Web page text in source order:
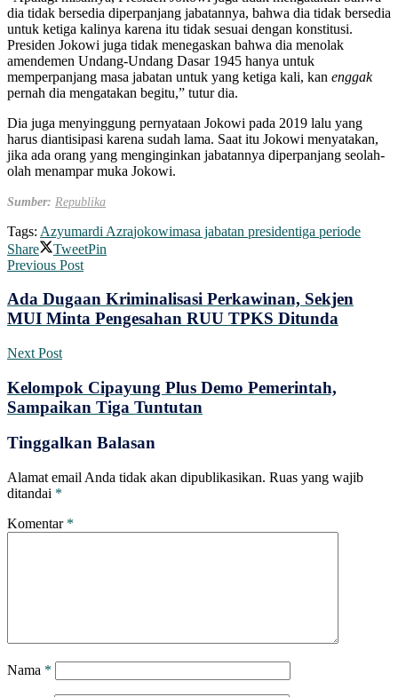
dia tidak bersedia diperpanjang jabatannya, bahwa dia tidak bersedia
untuk ketiga kalinya karena itu tidak sesuai dengan konstitusi.
Presiden Jokowi juga tidak menegaskan bahwa dia menolak
amendemen Undang-Undang Dasar 1945 hanya untuk
memperpanjang masa jabatan untuk yang ketiga kali, kan enggak
pernah dia mengatakan begitu,” tutur dia.
Dia juga menyinggung pernyataan Jokowi pada 2019 lalu yang
harus diantisipasi karena sudah lama. Saat itu Jokowi menyatakan,
jika ada orang yang menginginkan jabatannya diperpanjang seolah-
olah menampar muka Jokowi.
Sumber: Republika
Tags: Azyumardi Azrajokowimasa jabatan presidentiga periode
Share
TweetPin
Previous Post
Ada Dugaan Kriminalisasi Perkawinan, Sekjen
MUI Minta Pengesahan RUU TPKS Ditunda
Next Post
Kelompok Cipayung Plus Demo Pemerintah,
Sampaikan Tiga Tuntutan
Tinggalkan Balasan
Alamat email Anda tidak akan dipublikasikan. Ruas yang wajib
ditandai *
Komentar *
Nama *